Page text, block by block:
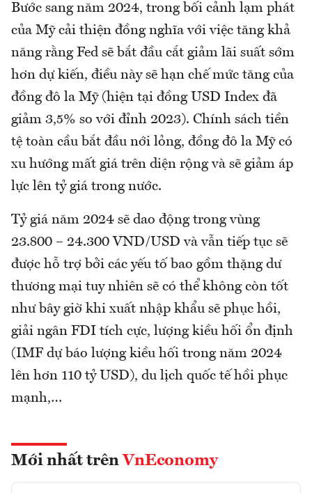
Bước sang năm 2024, trong bối cảnh lạm phát
của Mỹ cải thiện đồng nghĩa với việc tăng khả
năng rằng Fed sẽ bắt đầu cắt giảm lãi suất sớm
hơn dự kiến, điều này sẽ hạn chế mức tăng của
đồng đô la Mỹ (hiện tại đồng USD Index đã
giảm 3,5% so với đỉnh 2023). Chính sách tiền
tệ toàn cầu bắt đầu nới lỏng, đồng đô la Mỹ có
xu hướng mất giá trên diện rộng và sẽ giảm áp
lực lên tỷ giá trong nước.
Tỷ giá năm 2024 sẽ dao động trong vùng
23.800 – 24.300 VND/USD và vẫn tiếp tục sẽ
được hỗ trợ bởi các yếu tố bao gồm thặng dư
thương mại tuy nhiên sẽ có thể không còn tốt
như bây giờ khi xuất nhập khẩu sẽ phục hồi,
giải ngân FDI tích cực, lượng kiều hối ổn định
(IMF dự báo lượng kiều hối trong năm 2024
lên hơn 110 tỷ USD), du lịch quốc tế hồi phục
mạnh,…
Mới nhất trên VnEconomy